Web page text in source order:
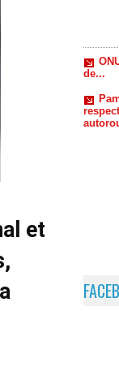
et